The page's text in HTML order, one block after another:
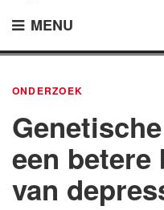
MENU
ONDERZOEK
een betere
van